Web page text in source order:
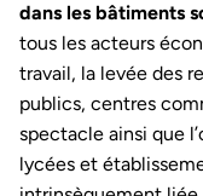
dans les bâtiments
tous les acteurs
travail, la levée des
publics, centres
spectacle ainsi que
lycées et